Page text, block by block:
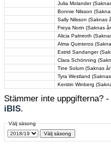
Julia Molander
Bonnie Nilsson
Sally Nilsson (Saknas
Freya Norin (Saknas
Alicia Palmroth
Alma Quinteros
Estrid Sandanger
Clara Schönning
Tine Solum (Saknas
Tyra Westland
Kerstin Winberg
Stämmer inte uppgifterna?
iBIS.
Välj säsong